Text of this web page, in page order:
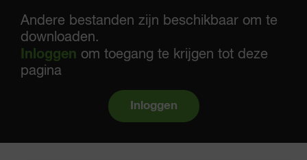
Andere bestanden zijn beschikbaar om te
downloaden.
Inloggen om toegang te krijgen tot deze
pagina
Inloggen